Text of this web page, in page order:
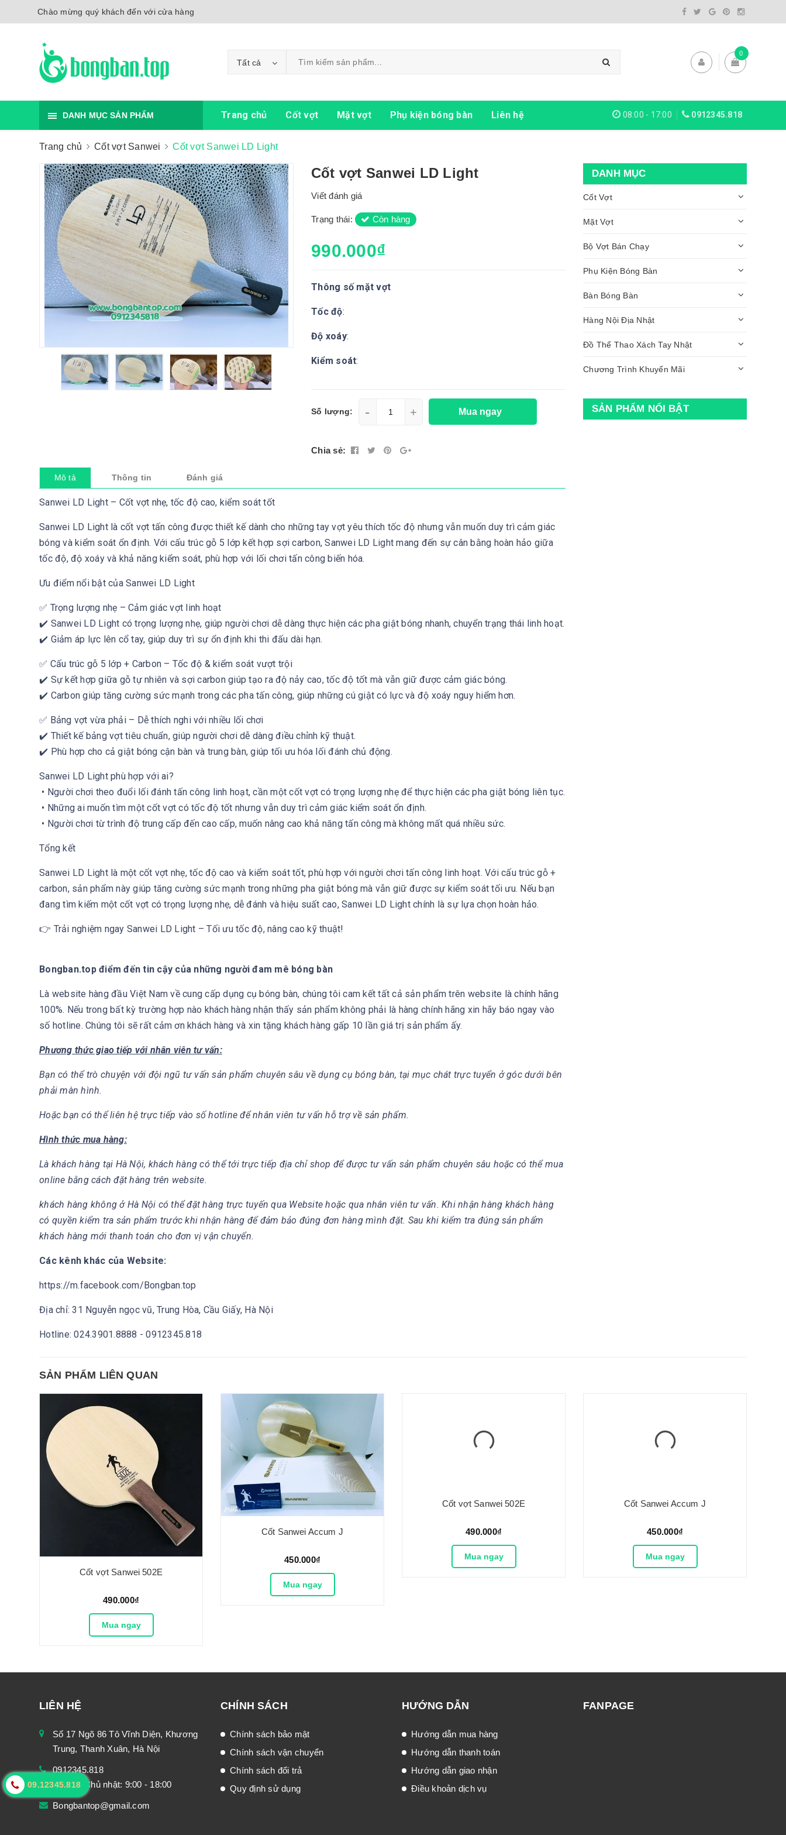
Chào mừng quý khách đến với cửa hàng
Tất cả
0
DANH MỤC SẢN PHẨM Trang chủ Cốt vợt Mặt vợt Phụ kiện bóng bàn Liên hệ 08:00 - 17:00 0912345.818
Trang chủ Cốt vợt Sanwei Cốt vợt Sanwei LD Light
Cốt vợt Sanwei LD Light
Viết đánh giá
Trạng thái: Còn hàng
990.000₫
Thông số mặt vợt
Tốc độ:
Độ xoáy:
Kiểm soát:
Số lượng: - + Mua ngay
Chia sẻ:
Mô tả Thông tin Đánh giá
Sanwei LD Light – Cốt vợt nhẹ, tốc độ cao, kiểm soát tốt
Sanwei LD Light là cốt vợt tấn công được thiết kế dành cho những tay vợt yêu thích tốc độ nhưng vẫn muốn duy trì cảm giác
bóng và kiểm soát ổn định. Với cấu trúc gỗ 5 lớp kết hợp sợi carbon, Sanwei LD Light mang đến sự cân bằng hoàn hảo giữa
tốc độ, độ xoáy và khả năng kiểm soát, phù hợp với lối chơi tấn công biến hóa.
Ưu điểm nổi bật của Sanwei LD Light
✅ Trọng lượng nhẹ – Cảm giác vợt linh hoạt
✔️ Sanwei LD Light có trọng lượng nhẹ, giúp người chơi dễ dàng thực hiện các pha giật bóng nhanh, chuyển trạng thái linh hoạt.
✔️ Giảm áp lực lên cổ tay, giúp duy trì sự ổn định khi thi đấu dài hạn.
✅ Cấu trúc gỗ 5 lớp + Carbon – Tốc độ & kiểm soát vượt trội
✔️ Sự kết hợp giữa gỗ tự nhiên và sợi carbon giúp tạo ra độ nảy cao, tốc độ tốt mà vẫn giữ được cảm giác bóng.
✔️ Carbon giúp tăng cường sức mạnh trong các pha tấn công, giúp những cú giật có lực và độ xoáy nguy hiểm hơn.
✅ Bảng vợt vừa phải – Dễ thích nghi với nhiều lối chơi
✔️ Thiết kế bảng vợt tiêu chuẩn, giúp người chơi dễ dàng điều chỉnh kỹ thuật.
✔️ Phù hợp cho cả giật bóng cận bàn và trung bàn, giúp tối ưu hóa lối đánh chủ động.
Sanwei LD Light phù hợp với ai?
• Người chơi theo đuổi lối đánh tấn công linh hoạt, cần một cốt vợt có trọng lượng nhẹ để thực hiện các pha giật bóng liên tục.
• Những ai muốn tìm một cốt vợt có tốc độ tốt nhưng vẫn duy trì cảm giác kiểm soát ổn định.
• Người chơi từ trình độ trung cấp đến cao cấp, muốn nâng cao khả năng tấn công mà không mất quá nhiều sức.
Tổng kết
Sanwei LD Light là một cốt vợt nhẹ, tốc độ cao và kiểm soát tốt, phù hợp với người chơi tấn công linh hoạt. Với cấu trúc gỗ +
carbon, sản phẩm này giúp tăng cường sức mạnh trong những pha giật bóng mà vẫn giữ được sự kiểm soát tối ưu. Nếu bạn
đang tìm kiếm một cốt vợt có trọng lượng nhẹ, dễ đánh và hiệu suất cao, Sanwei LD Light chính là sự lựa chọn hoàn hảo.
👉 Trải nghiệm ngay Sanwei LD Light – Tối ưu tốc độ, nâng cao kỹ thuật!
Bongban.top điểm đến tin cậy của những người đam mê bóng bàn
Là website hàng đầu Việt Nam về cung cấp dụng cụ bóng bàn, chúng tôi cam kết tất cả sản phẩm trên website là chính hãng
100%. Nếu trong bất kỳ trường hợp nào khách hàng nhận thấy sản phẩm không phải là hàng chính hãng xin hãy báo ngay vào
số hotline. Chúng tôi sẽ rất cảm ơn khách hàng và xin tặng khách hàng gấp 10 lần giá trị sản phẩm ấy.
Phương thức giao tiếp với nhân viên tư vấn:
Bạn có thể trò chuyện với đội ngũ tư vấn sản phẩm chuyên sâu về dụng cụ bóng bàn, tại mục chát trực tuyển ở góc dưới bên
phải màn hình.
Hoặc bạn có thể liên hệ trực tiếp vào số hotline để nhân viên tư vấn hỗ trợ về sản phẩm.
Hình thức mua hàng:
Là khách hàng tại Hà Nội, khách hàng có thể tới trực tiếp địa chỉ shop để được tư vấn sản phẩm chuyên sâu hoặc có thể mua
online bằng cách đặt hàng trên website.
khách hàng không ở Hà Nội có thể đặt hàng trực tuyến qua Website hoặc qua nhân viên tư vấn. Khi nhận hàng khách hàng
có quyền kiểm tra sản phẩm trước khi nhận hàng để đảm bảo đúng đơn hàng mình đặt. Sau khi kiểm tra đúng sản phẩm
khách hàng mới thanh toán cho đơn vị vận chuyển.
Các kênh khác của Website:
https://m.facebook.com/Bongban.top
Địa chỉ: 31 Nguyễn ngọc vũ, Trung Hòa, Cầu Giấy, Hà Nội
Hotline: 024.3901.8888 - 0912345.818
DANH MỤC
Cốt Vợt
Mặt Vợt
Bộ Vợt Bán Chạy
Phụ Kiện Bóng Bàn
Bàn Bóng Bàn
Hàng Nội Địa Nhật
Đồ Thể Thao Xách Tay Nhật
Chương Trình Khuyến Mãi
SẢN PHẨM NỔI BẬT
SẢN PHẨM LIÊN QUAN
Cốt vợt Sanwei 502E
490.000₫
Mua ngay
Cốt Sanwei Accum J
450.000₫
Mua ngay
Cốt vợt Sanwei 502E
490.000₫
Mua ngay
Cốt Sanwei Accum J
450.000₫
Mua ngay
LIÊN HỆ
Số 17 Ngõ 86 Tô Vĩnh Diện, Khương
Trung, Thanh Xuân, Hà Nội
0912345.818
Thứ 2 - Chủ nhật: 9:00 - 18:00
Bongbantop@gmail.com
CHÍNH SÁCH
Chính sách bảo mật
Chính sách vận chuyển
Chính sách đổi trả
Quy định sử dụng
HƯỚNG DẪN
Hướng dẫn mua hàng
Hướng dẫn thanh toán
Hướng dẫn giao nhận
Điều khoản dịch vụ
FANPAGE
09.12345.818